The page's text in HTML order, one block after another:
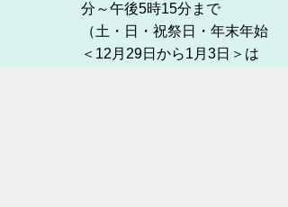
分～午後5時15分まで
（土・日・祝祭日・年末年始
＜12月29日から1月3日＞は